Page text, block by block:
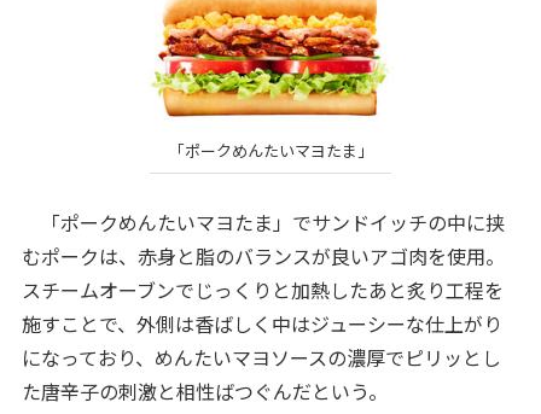
「ポークめんたいマヨたま」
「ポークめんたいマヨたま」でサンドイッチの中に挟
むポークは、赤身と脂のバランスが良いアゴ肉を使用。
スチームオーブンでじっくりと加熱したあと炙り工程を
施すことで、外側は香ばしく中はジューシーな仕上がり
になっており、めんたいマヨソースの濃厚でピリッとし
た唐辛子の刺激と相性ばつぐんだという。